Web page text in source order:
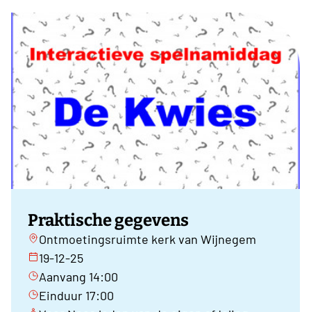
Praktische gegevens
Ontmoetingsruimte kerk van Wijnegem
19-12-25
Aanvang 14:00
Einduur 17:00